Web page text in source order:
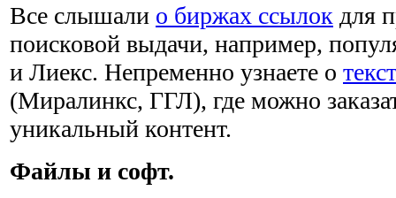
Все слышали о биржах ссылок для
поисковой выдачи, например,
и Лиекс. Непременно узнаете о
(Миралинкс, ГГЛ), где можно
уникальный контент.
Файлы и софт.